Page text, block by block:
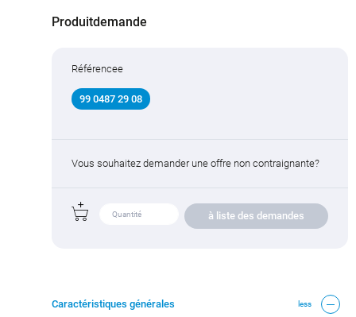
Produitdemande
Référencee
99 0487 29 08
Vous souhaitez demander une offre non contraignante?
à liste des demandes
Caractéristiques générales less